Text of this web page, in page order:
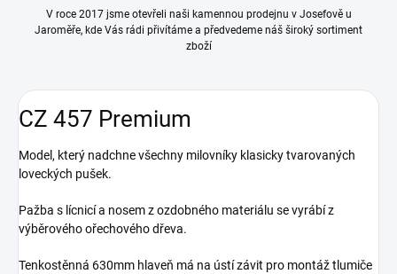
V roce 2017 jsme otevřeli naši kamennou prodejnu v Josefově u
Jaroměře, kde Vás rádi přivítáme a předvedeme náš široký sortiment
zboží
CZ 457 Premium
Model, který nadchne všechny milovníky klasicky tvarovaných
loveckých pušek.
Pažba s lícnicí a nosem z ozdobného materiálu se vyrábí z
výběrového ořechového dřeva.
Tenkostěnná 630mm hlaveň má na ústí závit pro montáž tlumiče